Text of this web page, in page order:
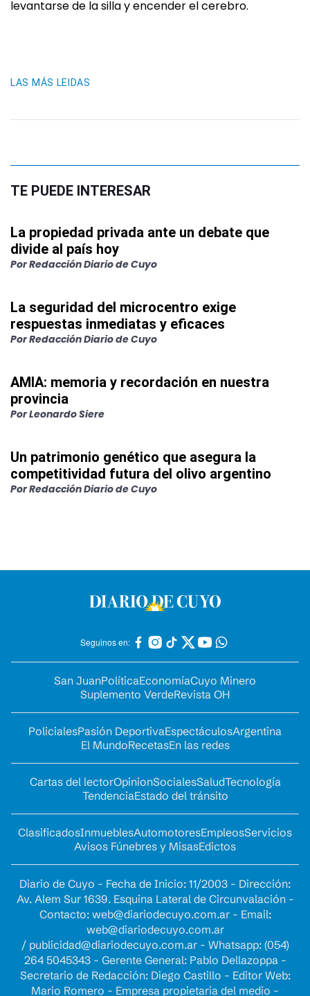
levantarse de la silla y encender el cerebro.
LAS MÁS LEIDAS
TE PUEDE INTERESAR
La propiedad privada ante un debate que
divide al país hoy
PorRedacción Diario de Cuyo
La seguridad del microcentro exige
respuestas inmediatas y eficaces
PorRedacción Diario de Cuyo
AMIA: memoria y recordación en nuestra
provincia
PorLeonardo Siere
Un patrimonio genético que asegura la
competitividad futura del olivo argentino
PorRedacción Diario de Cuyo
Seguinos en:
San JuanPolíticaEconomíaCuyo Minero
Suplemento VerdeRevista OH
PolicialesPasión DeportivaEspectáculosArgentina
El MundoRecetasEn las redes
Cartas del lectorOpinionSocialesSaludTecnología
TendenciaEstado del tránsito
ClasificadosInmueblesAutomotoresEmpleosServicios
Avisos Fúnebres y MisasEdictos
Diario de Cuyo - Fecha de Inicio: 11/2003 - Dirección:
Av. Alem Sur 1639. Esquina Lateral de Circunvalación -
Contacto: web@diariodecuyo.com.ar- Email:
web@diariodecuyo.com.ar
/ publicidad@diariodecuyo.com.ar- Whatsapp: (054)
264 5045343 - Gerente General: Pablo Dellazoppa -
Secretario de Redacción: Diego Castillo - Editor Web:
Mario Romero - Empresa propietaria del medio -